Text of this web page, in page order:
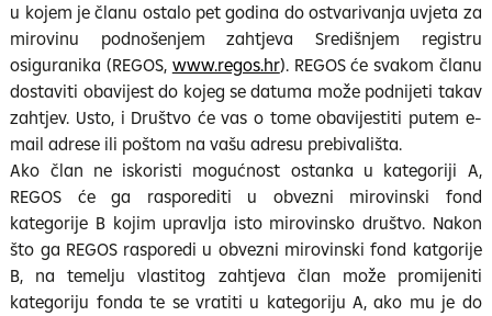
u kojem je članu ostalo pet godina do ostvarivanja uvjeta za
mirovinu podnošenjem zahtjeva Središnjem registru
osiguranika (REGOS, www.regos.hr). REGOS će svakom članu
dostaviti obavijest do kojeg se datuma može podnijeti takav
zahtjev. Usto, i Društvo će vas o tome obavijestiti putem e-
mail adrese ili poštom na vašu adresu prebivališta.
Ako član ne iskoristi mogućnost ostanka u kategoriji A,
REGOS će ga rasporediti u obvezni mirovinski fond
kategorije B kojim upravlja isto mirovinsko društvo. Nakon
što ga REGOS rasporedi u obvezni mirovinski fond katgorije
B, na temelju vlastitog zahtjeva član može promijeniti
kategoriju fonda te se vratiti u kategoriju A, ako mu je do